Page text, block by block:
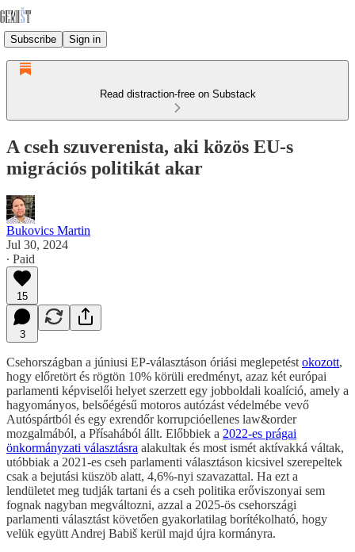
Subscribe Sign in
Read distraction-free on Substack
A cseh szuverenista, aki közös EU-s
migrációs politikát akar
Bukovics Martin
Jul 30, 2024
∙ Paid
15
3
Csehországban a júniusi EP-választáson óriási meglepetést okozott,
hogy előretört és rögtön 10% körüli eredményt, azaz két európai
parlamenti képviselői helyet szerzett egy jobboldali koalíció, amely a
hagyományos, belsőégésű motoros autózást védelmébe vevő
Autóspártból és egy exrendőr korrupcióellenes law&order
mozgalmából, a Přísahából állt. Előbbiek a 2022-es prágai
önkormányzati választásra alakultak és most ismét aktívakká váltak,
utóbbiak a 2021-es cseh parlamenti választáson kicsivel szerepeltek
csak a bejutási küszöb alatt, 4,6%-nyi szavazattal. Ha ezt a
lendületet meg tudják tartani és a cseh politika erőviszonyai sem
fognak nagyban megváltozni, azzal a 2025-ös csehországi
parlamenti választást követően gyakorlatilag borítékolható, hogy
velük együtt Andrej Babiš kerül majd újra kormányra.